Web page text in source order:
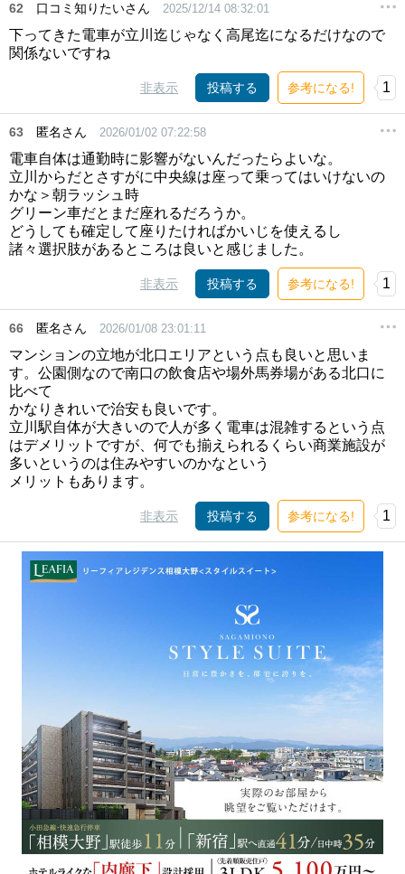
62 口コミ知りたいさん 2025/12/14 08:32:01
下ってきた電車が立川迄じゃなく高尾迄になるだけなので
関係ないですね
非表示 投稿する 参考になる! 1
63 匿名さん 2026/01/02 07:22:58
電車自体は通勤時に影響がないんだったらよいな。
立川からだとさすがに中央線は座って乗ってはいけないの
かな＞朝ラッシュ時
グリーン車だとまだ座れるだろうか。
どうしても確定して座りたければかいじを使えるし
諸々選択肢があるところは良いと感じました。
非表示 投稿する 参考になる! 1
66 匿名さん 2026/01/08 23:01:11
マンションの立地が北口エリアという点も良いと思いま
す。公園側なので南口の飲食店や場外馬券場がある北口に
比べて
かなりきれいで治安も良いです。
立川駅自体が大きいので人が多く電車は混雑するという点
はデメリットですが、何でも揃えられるくらい商業施設が
多いというのは住みやすいのかなという
メリットもあります。
非表示 投稿する 参考になる! 1